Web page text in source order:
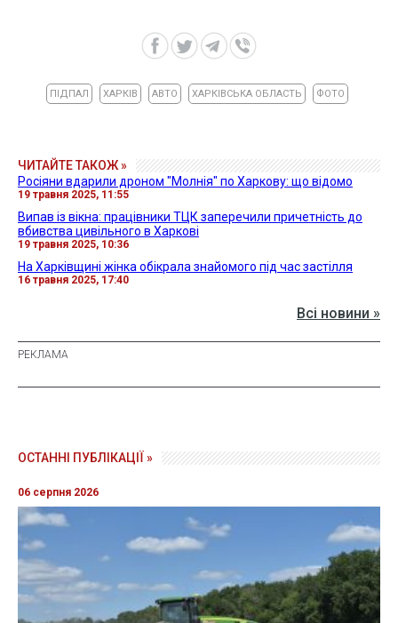
ПІДПАЛ ХАРКІВ АВТО ХАРКІВСЬКА ОБЛАСТЬ ФОТО
ЧИТАЙТЕ ТАКОЖ »
Росіяни вдарили дроном "Молнія" по Харкову: що відомо
19 травня 2025, 11:55
Випав із вікна: працівники ТЦК заперечили причетність до
вбивства цивільного в Харкові
19 травня 2025, 10:36
На Харківщині жінка обікрала знайомого під час застілля
16 травня 2025, 17:40
Всі новини »
ОСТАННІ ПУБЛІКАЦІЇ »
06 серпня 2026